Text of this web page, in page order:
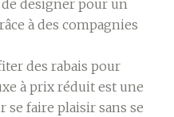
designer pour un
à des compagnies
des rabais pour
à prix réduit est une
se faire plaisir sans se